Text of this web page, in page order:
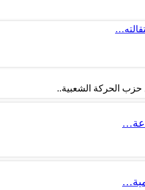
حزب الحركة الشعبية..